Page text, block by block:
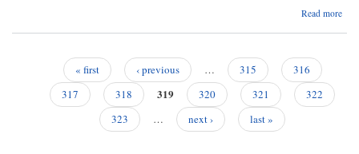
Read more
« first ‹ previous … 315
316
317
318 319 320 321
322
323
… next › last »